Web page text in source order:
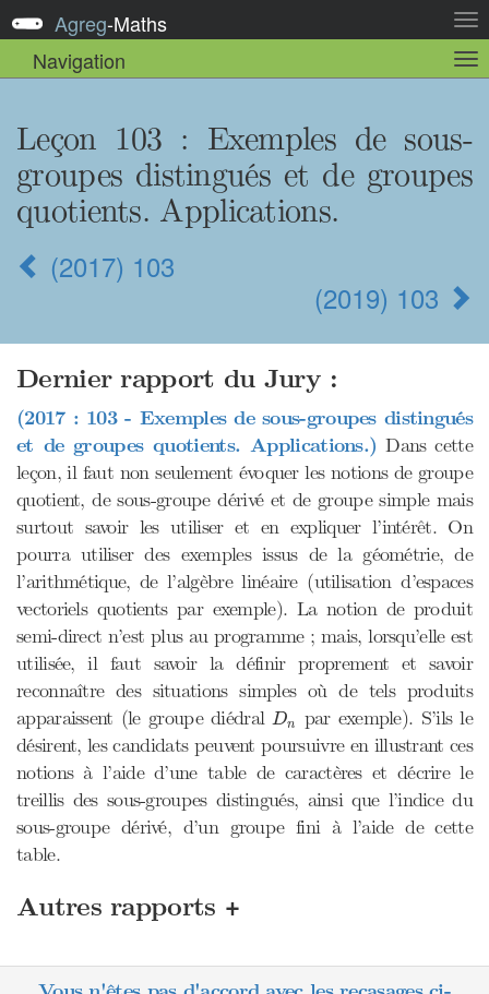
la
Agreg-Maths
Navigation
la
Leçon 103 : Exemples de sous-
groupes distingués et de groupes
quotients. Applications.
(2017) 103
(2019) 103
Dernier rapport du Jury :
(2017 : 103 - Exemples de sous-groupes distingués
et de groupes quotients. Applications.) Dans cette
leçon, il faut non seulement évoquer les notions de groupe
quotient, de sous-groupe dérivé et de groupe simple mais
surtout savoir les utiliser et en expliquer l’intérêt. On
pourra utiliser des exemples issus de la géométrie, de
l’arithmétique, de l’algèbre linéaire (utilisation d’espaces
vectoriels quotients par exemple). La notion de produit
semi-direct n’est plus au programme ; mais, lorsqu’elle est
utilisée, il faut savoir la définir proprement et savoir
reconnaître des situations simples où de tels produits
apparaissent (le groupe diédralDn
Dn
par exemple). S’ils le
désirent, les candidats peuvent poursuivre en illustrant ces
notions à l’aide d’une table de caractères et décrire le
treillis des sous-groupes distingués, ainsi que l’indice du
sous-groupe dérivé, d’un groupe fini à l’aide de cette
table.
Autres rapports +